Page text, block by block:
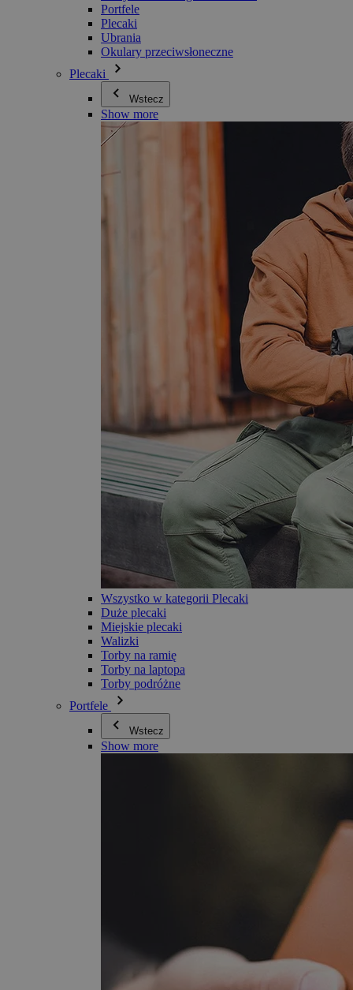
Portfele
Plecaki
Ubrania
Okulary przeciwsłoneczne
Plecaki
Wstecz
Show more
Wszystko w kategorii Plecaki
Duże plecaki
Miejskie plecaki
Walizki
Torby na ramię
Torby na laptopa
Torby podróżne
Portfele
Wstecz
Show more